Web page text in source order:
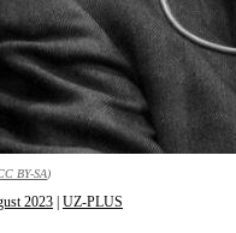
BY-SA)
2023 | UZ-PLUS